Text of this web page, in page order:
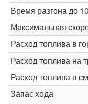
Время разгона до
Максимальная
Расход топлива в
Расход топлива на
Расход топлива в
Запас хода